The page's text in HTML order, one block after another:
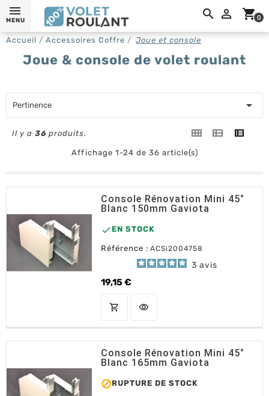
 shopping_cart0
MENU
Accueil Accessoires Coffre Joue et console
Joue & console de volet roulant
Pertinence 
Il y a 36 produits.
Affichage 1-24 de 36 article(s)
Console Rénovation Mini 45°
Blanc 150mm Gaviota
 EN STOCK
Référence : ACSi2004758
3 avis
19,15 €
Prix
shopping_cart AJOUTER AU PANIER
visibility
Console Rénovation Mini 45°
Blanc 165mm Gaviota
RUPTURE DE STOCK